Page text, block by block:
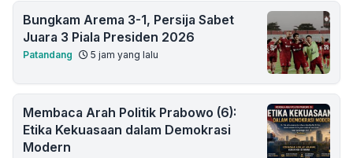
Bungkam Arema 3-1, Persija Sabet
Juara 3 Piala Presiden 2026
Patandang 5 jam yang lalu
Membaca Arah Politik Prabowo (6):
Etika Kekuasaan dalam Demokrasi
Modern